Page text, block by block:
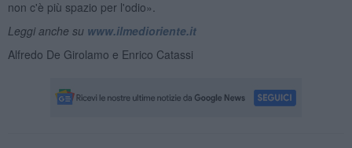
non c'è più spazio per l'odio».
Leggi anche su www.ilmedioriente.it
Alfredo De Girolamo e Enrico Catassi